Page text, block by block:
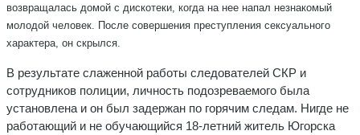
возвращалась домой с дискотеки, когда на нее напал незнакомый
молодой человек. После совершения преступления сексуального
характера, он скрылся.
В результате слаженной работы следователей СКР и
сотрудников полиции, личность подозреваемого была
установлена и он был задержан по горячим следам. Нигде не
работающий и не обучающийся 18-летний житель Югорска